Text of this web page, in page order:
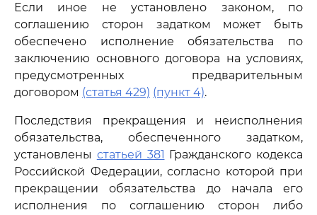
Если иное не установлено законом, по
соглашению сторон задатком может быть
обеспечено исполнение обязательства по
заключению основного договора на условиях,
предусмотренных предварительным
договором (статья 429) (пункт 4).
Последствия прекращения и неисполнения
обязательства, обеспеченного задатком,
установлены статьей 381 Гражданского кодекса
Российской Федерации, согласно которой при
прекращении обязательства до начала его
исполнения по соглашению сторон либо